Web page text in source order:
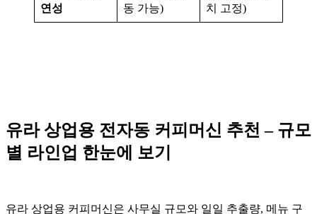
연성
동 가능)
치 고정)
유라 상업용 전자동 커피머신 추천 – 규모
별 라인업 한눈에 보기
유라 상업용 커피머신은 사무실 규모와 일일 추출량, 메뉴 구